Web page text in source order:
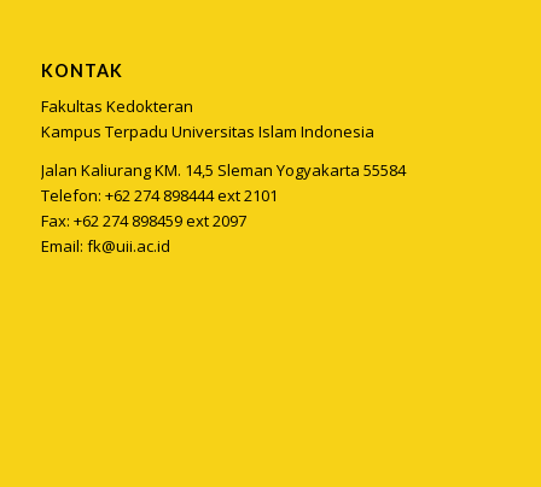
KONTAK
Fakultas Kedokteran
Kampus Terpadu Universitas Islam Indonesia
Jalan Kaliurang KM. 14,5 Sleman Yogyakarta 55584
Telefon: +62 274 898444 ext 2101
Fax: +62 274 898459 ext 2097
Email: fk@uii.ac.id